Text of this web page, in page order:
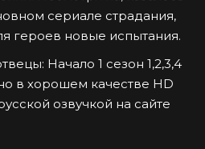
сериале страдания,
героев новые испытания.
Начало 1 сезон 1,2,3,4
в хорошем качестве HD
озвучкой на сайте